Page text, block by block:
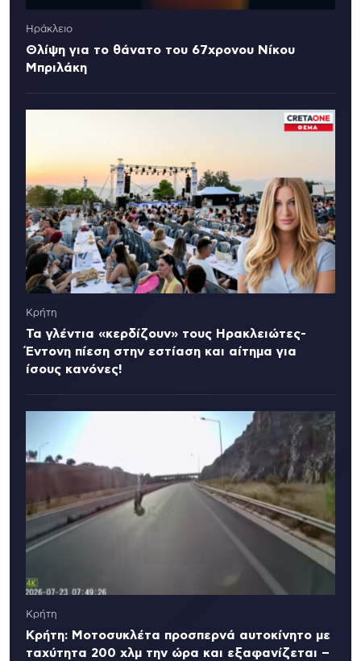
Ηράκλειο
Θλίψη για το θάνατο του 67χρονου Νίκου
Μπριλάκη
Κρήτη
Τα γλέντια «κερδίζουν» τους Ηρακλειώτες-
Έντονη πίεση στην εστίαση και αίτημα για
ίσους κανόνες!
Κρήτη
Κρήτη: Μοτοσυκλέτα προσπερνά αυτοκίνητο με
ταχύτητα 200 χλμ την ώρα και εξαφανίζεται –